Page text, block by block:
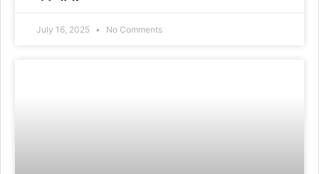
July 16, 2025 No Comments